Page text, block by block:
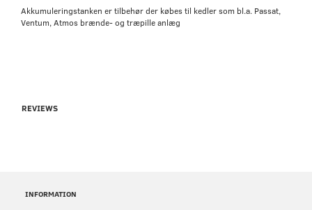
Akkumuleringstanken er tilbehør der købes til kedler som bl.a. Passat,
Ventum, Atmos brænde- og træpille anlæg
REVIEWS
INFORMATION